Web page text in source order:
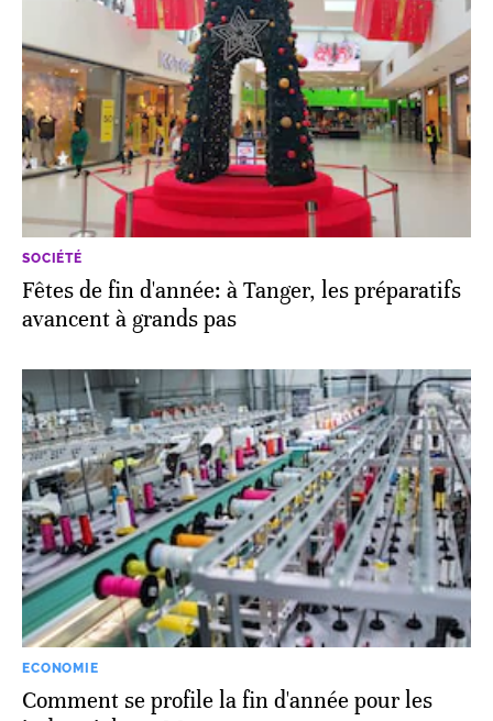
SOCIÉTÉ
Fêtes de fin d'année: à Tanger, les préparatifs
avancent à grands pas
ECONOMIE
Comment se profile la fin d'année pour les